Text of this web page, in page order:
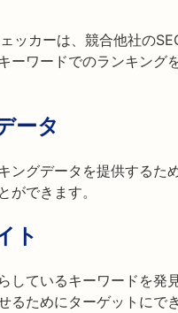
ッカーは、競合他社の
ーワードでのランキング
ータ
ングデータを提供するた
ができます。
ト
しているキーワードを発
るためにターゲットにで